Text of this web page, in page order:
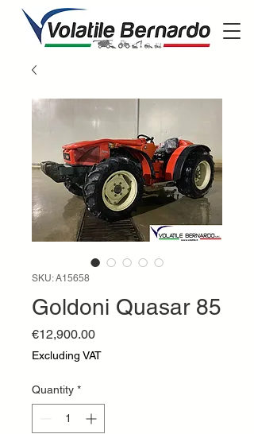
SKU: A15658
Goldoni Quasar 85
€12,900.00Price
Excluding VAT
Quantity *